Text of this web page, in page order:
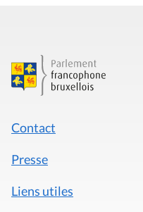
Contact
Presse
Liens utiles